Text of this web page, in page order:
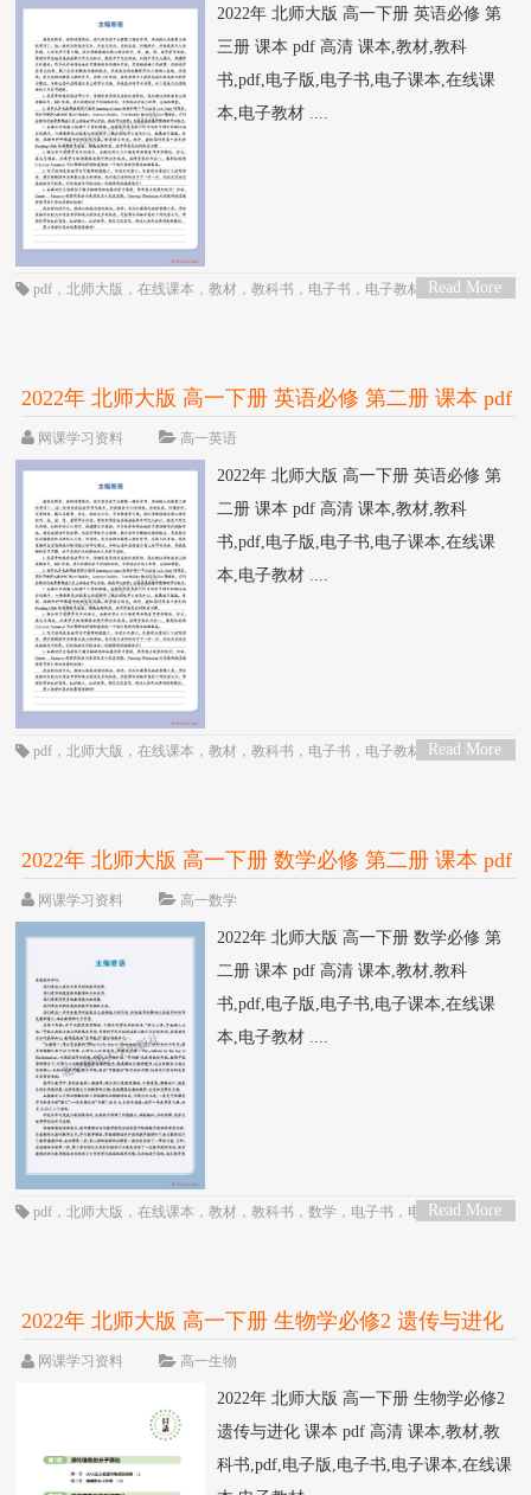
2022年 北师大版 高一下册 英语必修 第
三册 课本 pdf 高清 课本,教材,教科
书,pdf,电子版,电子书,电子课本,在线课
本,电子教材 ....
Read More
pdf ，北师大版 ，在线课本 ，教材 ，教科书 ， 电子书 ， 电子教材 ，电子版 ，
2022年 北师大版 高一下册 英语必修 第二册 课本 pdf
高清
网课学习资料 高一英语
2022年 北师大版 高一下册 英语必修 第
二册 课本 pdf 高清 课本,教材,教科
书,pdf,电子版,电子书,电子课本,在线课
本,电子教材 ....
Read More
pdf ，北师大版 ，在线课本 ，教材 ，教科书 ， 电子书 ， 电子教材 ，电子版 ，
2022年 北师大版 高一下册 数学必修 第二册 课本 pdf
高清
网课学习资料 高一数学
2022年 北师大版 高一下册 数学必修 第
二册 课本 pdf 高清 课本,教材,教科
书,pdf,电子版,电子书,电子课本,在线课
本,电子教材 ....
Read More
pdf ，北师大版 ，在线课本 ，教材 ，教科书 ，数学 ， 电子书 ， 电子教材 ，电
2022年 北师大版 高一下册 生物学必修2 遗传与进化
课本 pdf 高清
网课学习资料 高一生物
2022年 北师大版 高一下册 生物学必修2
遗传与进化 课本 pdf 高清 课本,教材,教
科书,pdf,电子版,电子书,电子课本,在线课